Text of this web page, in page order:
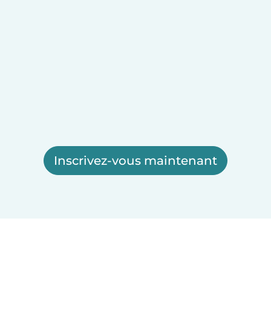
Inscrivez-vous maintenant